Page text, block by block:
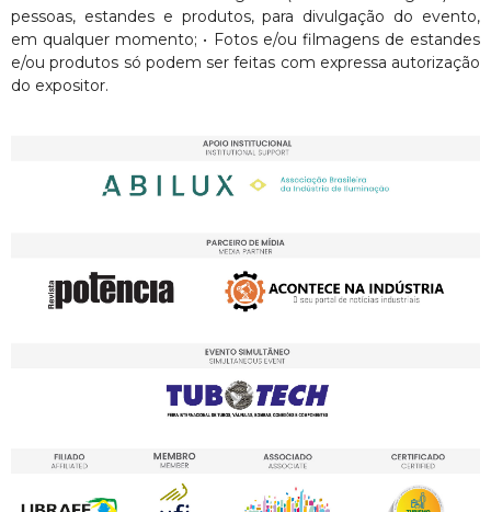
pessoas, estandes e produtos, para divulgação do evento,
em qualquer momento; • Fotos e/ou filmagens de estandes
e/ou produtos só podem ser feitas com expressa autorização
do expositor.